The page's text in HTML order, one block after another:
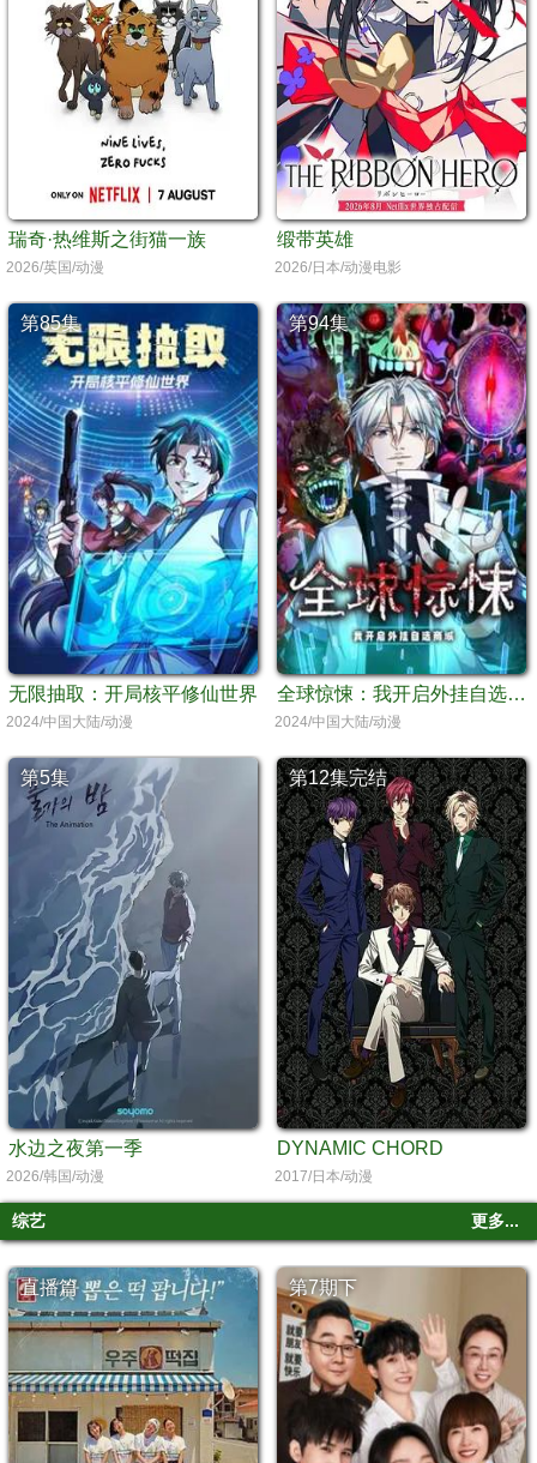
瑞奇·热维斯之街猫一族
2026/英国/动漫
缎带英雄
2026/日本/动漫电影
第85集
无限抽取：开局核平修仙世界
2024/中国大陆/动漫
第94集
全球惊悚：我开启外挂自选商城 动态漫画
2024/中国大陆/动漫
第5集
水边之夜第一季
2026/韩国/动漫
第12集完结
DYNAMIC CHORD
2017/日本/动漫
综艺 更多...
直播篇 第7期下